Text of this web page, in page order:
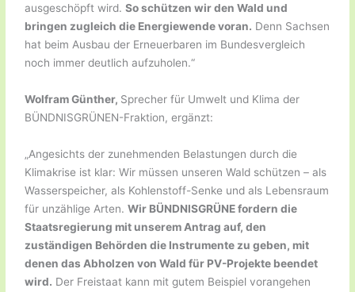
ausgeschöpft wird.So schützen wir den Wald und
bringen zugleich die Energiewende voran. Denn Sachsen
hat beim Ausbau der Erneuerbaren im Bundesvergleich
noch immer deutlich aufzuholen.“
Wolfram Günther, Sprecher für Umwelt und Klima der
BÜNDNISGRÜNEN-Fraktion, ergänzt:
„Angesichts der zunehmenden Belastungen durch die
Klimakrise ist klar: Wir müssen unseren Wald schützen – als
Wasserspeicher, als Kohlenstoff-Senke und als Lebensraum
für unzählige Arten.Wir BÜNDNISGRÜNE fordern die
Staatsregierung mit unserem Antrag auf, den
zuständigen Behörden die Instrumente zu geben, mit
denen das Abholzen von Wald für PV-Projekte beendet
wird. Der Freistaat kann mit gutem Beispiel vorangehen